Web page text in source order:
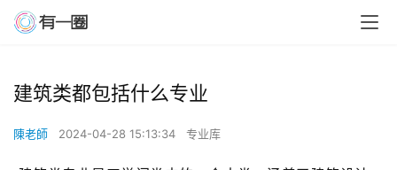
建筑类都包括什么专业
陳老師 2024-04-28 15:13:34 专业库